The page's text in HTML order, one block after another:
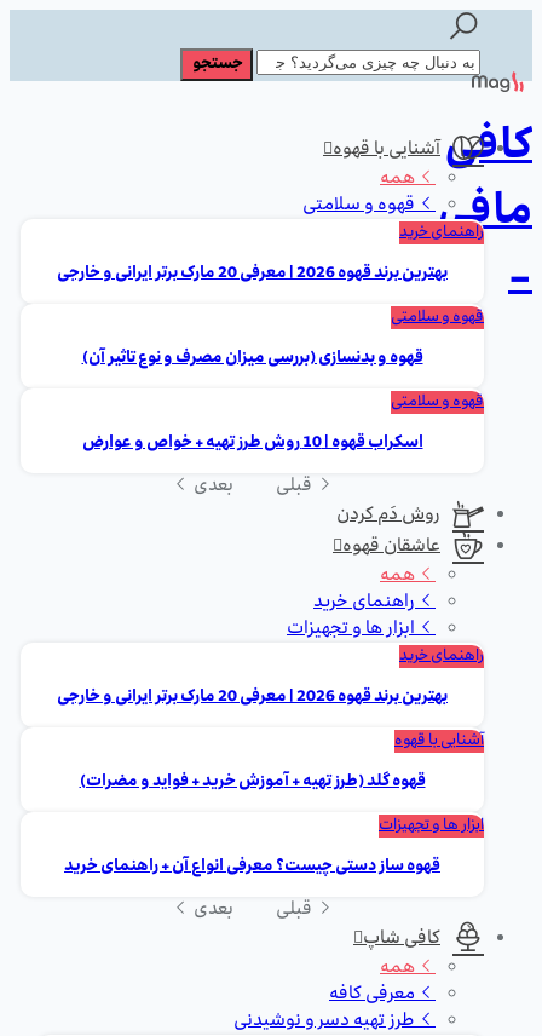
کافی
مافی
-
آشنایی با قهوه
همه
قهوه و سلامتی
راهنمای خرید
بهترین برند قهوه 2026 | معرفی 20 مارک برتر ایرانی و خارجی
قهوه و سلامتی
قهوه و بدنسازی (بررسی میزان مصرف و نوع تاثیر آن)
قهوه و سلامتی
اسکراب قهوه | 10 روش طرز تهیه + خواص و عوارض
قبلی
بعدی
روش دَم کردن
عاشقان قهوه
همه
راهنمای خرید
ابزار ها و تجهیزات
راهنمای خرید
بهترین برند قهوه 2026 | معرفی 20 مارک برتر ایرانی و خارجی
آشنایی با قهوه
قهوه گلد (طرز تهیه + آموزش خرید + فواید و مضرات)
ابزار ها و تجهیزات
قهوه ساز دستی چیست؟ معرفی انواع آن + راهنمای خرید
قبلی
بعدی
کافی شاپ
همه
معرفی کافه
طرز تهیه دسر و نوشیدنی